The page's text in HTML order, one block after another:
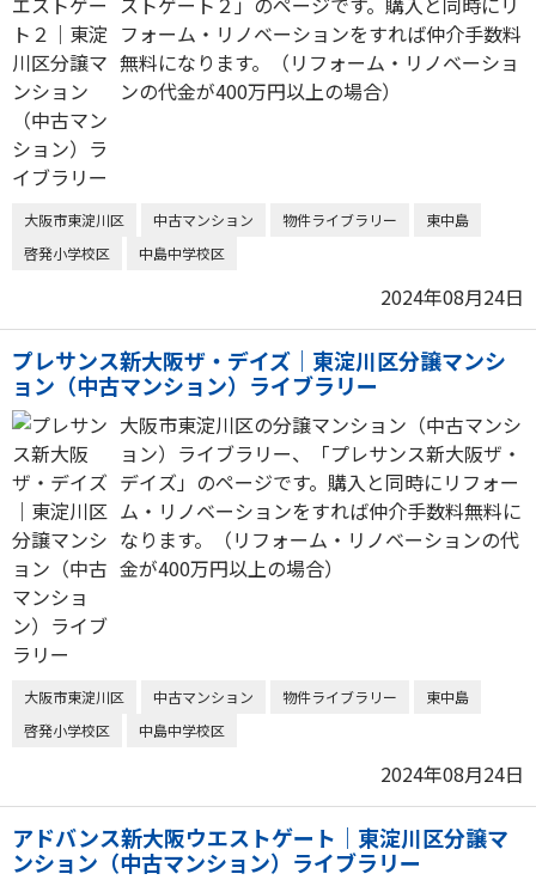
フォーム・リノベーションをすれば仲介手数料
無料になります。（リフォーム・リノベーショ
ンの代金が400万円以上の場合）
大阪市東淀川区 中古マンション 物件ライブラリー
東中島
啓発小学校区
中島中学校区
2024年08月24日
プレサンス新大阪ザ・デイズ｜東淀川区分譲マンシ
ョン（中古マンション）ライブラリー
大阪市東淀川区の分譲マンション（中古マンシ
ョン）ライブラリー、「プレサンス新大阪ザ・
デイズ」のページです。購入と同時にリフォー
ム・リノベーションをすれば仲介手数料無料に
なります。（リフォーム・リノベーションの代
金が400万円以上の場合）
大阪市東淀川区 中古マンション 物件ライブラリー
東中島
啓発小学校区
中島中学校区
2024年08月24日
アドバンス新大阪ウエストゲート｜東淀川区分譲マ
ンション（中古マンション）ライブラリー